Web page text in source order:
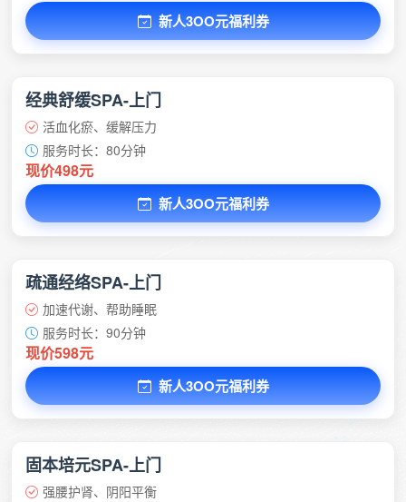
新人3OO元福利券
经典舒缓SPA-上门
活血化瘀、缓解压力
服务时长：80分钟
现价498元
新人3OO元福利券
疏通经络SPA-上门
加速代谢、帮助睡眠
服务时长：90分钟
现价598元
新人3OO元福利券
固本培元SPA-上门
强腰护肾、阴阳平衡